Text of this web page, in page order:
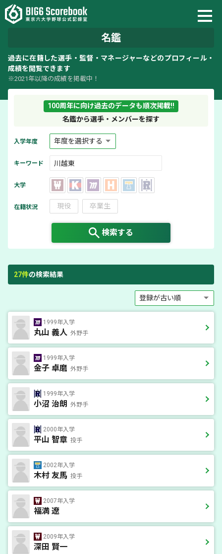
名鑑
過去に在籍した選手・監督・マネージャーなどのプロフィール・
成績を閲覧できます
※2021年以降の成績を掲載中！
100周年に向け過去のデータも順次掲載!!
名鑑から選手・メンバーを探す
入学年度
キーワード
大学
在籍状況 現役 卒業生
検索する
27件の検索結果
1999年入学
丸山 義人 外野手
1999年入学
金子 卓磨 外野手
1999年入学
小沼 治朗 外野手
2000年入学
平山 智章 投手
2002年入学
木村 友馬 投手
2007年入学
福満 遼
2009年入学
深田 賢一